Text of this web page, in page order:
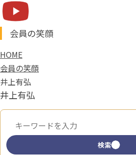
会員の笑顔
HOME
会員の笑顔
井上有弘
井上有弘
キーワードで検索
検索